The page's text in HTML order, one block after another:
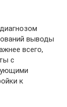
выводы
всего,
с
к